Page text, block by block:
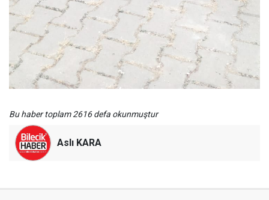
Bu haber toplam 2616 defa okunmuştur
Aslı KARA